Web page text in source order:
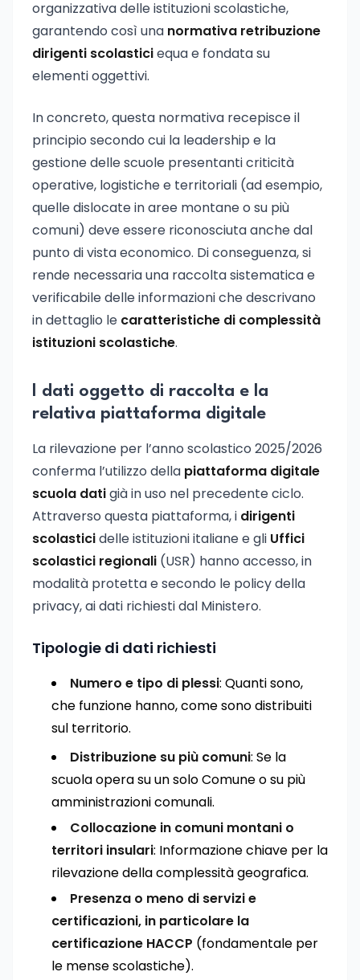
organizzativa delle istituzioni scolastiche,
garantendo così una normativa retribuzione
dirigenti scolasticiequa e fondata su
elementi oggettivi.
In concreto, questa normativa recepisce il
principio secondo cui la leadership e la
gestione delle scuole presentanti criticità
operative, logistiche e territoriali (ad esempio,
quelle dislocate in aree montane o su più
comuni) deve essere riconosciuta anche dal
punto di vista economico. Di conseguenza, si
rende necessaria una raccolta sistematica e
verificabile delle informazioni che descrivano
in dettaglio le caratteristiche di complessità
istituzioni scolastiche.
I dati oggetto di raccolta e la
relativa piattaforma digitale
La rilevazione per l’anno scolastico 2025/2026
conferma l’utilizzo della piattaforma digitale
scuola datigià in uso nel precedente ciclo.
Attraverso questa piattaforma, i dirigenti
scolasticidelle istituzioni italiane e gli Uffici
scolastici regionali (USR) hanno accesso, in
modalità protetta e secondo le policy della
privacy, ai dati richiesti dal Ministero.
Tipologie di dati richiesti
Numero e tipo di plessi: Quanti sono,
che funzione hanno, come sono distribuiti
sul territorio.
Distribuzione su più comuni: Se la
scuola opera su un solo Comune o su più
amministrazioni comunali.
Collocazione in comuni montani o
territori insulari: Informazione chiave per la
rilevazione della complessità geografica.
Presenza o meno di servizi e
certificazioni, in particolare la
certificazione HACCP (fondamentale per
le mense scolastiche).